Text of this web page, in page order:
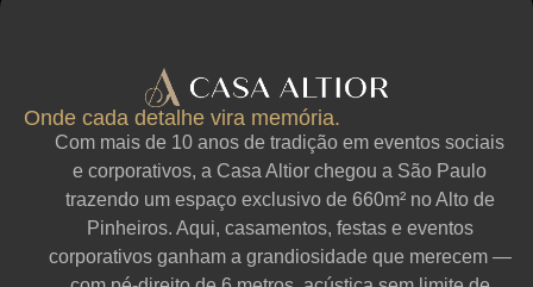
Onde cada detalhe vira memória.
Com mais de 10 anos de tradição em eventos sociais
e corporativos, a Casa Altior chegou a São Paulo
trazendo um espaço exclusivo de 660m² no Alto de
Pinheiros. Aqui, casamentos, festas e eventos
corporativos ganham a grandiosidade que merecem —